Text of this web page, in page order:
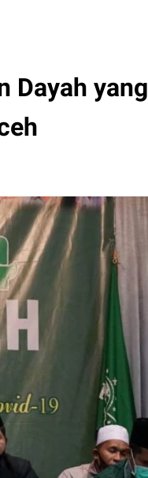
Dayah yang